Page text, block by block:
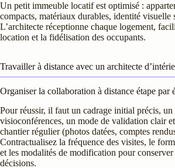
Un petit immeuble locatif est optimisé :
compacts, matériaux durables, identité visuelle
L’architecte réceptionne chaque logement,
location et la fidélisation des occupants.
Travailler à distance avec un architecte
Organiser la collaboration à distance étape par
Pour réussir, il faut un cadrage initial précis, un
visioconférences, un mode de validation clair
chantier régulier (photos datées, comptes
Contractualisez la fréquence des visites, le
et les modalités de modification pour
décisions.